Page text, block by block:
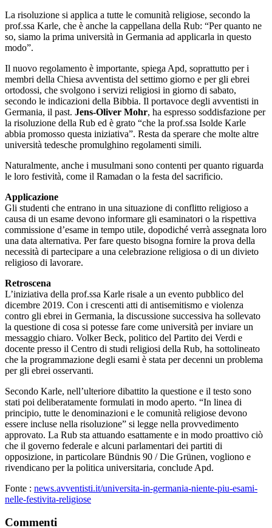
La risoluzione si applica a tutte le comunità religiose, secondo la
prof.ssa Karle, che è anche la cappellana della Rub: “Per quanto ne
so, siamo la prima università in Germania ad applicarla in questo
modo”.
Il nuovo regolamento è importante, spiega Apd, soprattutto per i
membri della Chiesa avventista del settimo giorno e per gli ebrei
ortodossi, che svolgono i servizi religiosi in giorno di sabato,
secondo le indicazioni della Bibbia. Il portavoce degli avventisti in
Germania, il past. Jens-Oliver Mohr, ha espresso soddisfazione per
la risoluzione della Rub ed è grato “che la prof.ssa Isolde Karle
abbia promosso questa iniziativa”. Resta da sperare che molte altre
università tedesche promulghino regolamenti simili.
Naturalmente, anche i musulmani sono contenti per quanto riguarda
le loro festività, come il Ramadan o la festa del sacrificio.
Applicazione
Gli studenti che entrano in una situazione di conflitto religioso a
causa di un esame devono informare gli esaminatori o la rispettiva
commissione d’esame in tempo utile, dopodiché verrà assegnata loro
una data alternativa. Per fare questo bisogna fornire la prova della
necessità di partecipare a una celebrazione religiosa o di un divieto
religioso di lavorare.
Retroscena
L’iniziativa della prof.ssa Karle risale a un evento pubblico del
dicembre 2019. Con i crescenti atti di antisemitismo e violenza
contro gli ebrei in Germania, la discussione successiva ha sollevato
la questione di cosa si potesse fare come università per inviare un
messaggio chiaro. Volker Beck, politico del Partito dei Verdi e
docente presso il Centro di studi religiosi della Rub, ha sottolineato
che la programmazione degli esami è stata per decenni un problema
per gli ebrei osservanti.
Secondo Karle, nell’ulteriore dibattito la questione e il testo sono
stati poi deliberatamente formulati in modo aperto. “In linea di
principio, tutte le denominazioni e le comunità religiose devono
essere incluse nella risoluzione” si legge nella provvedimento
approvato. La Rub sta attuando esattamente e in modo proattivo ciò
che il governo federale e alcuni parlamentari dei partiti di
opposizione, in particolare Bündnis 90 / Die Grünen, vogliono e
rivendicano per la politica universitaria, conclude Apd.
Fonte : news.avventisti.it/universita-in-germania-niente-piu-esami-
nelle-festivita-religiose
Commenti